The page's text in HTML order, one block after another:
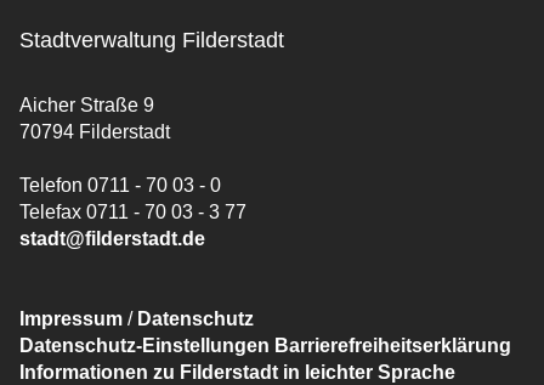
Stadtverwaltung Filderstadt
Aicher Straße 9
70794 Filderstadt
Telefon 0711 - 70 03 - 0
Telefax 0711 - 70 03 - 3 77
stadt@filderstadt.de
Impressum / Datenschutz
Datenschutz-Einstellungen Barrierefreiheitserklärung
Informationen zu Filderstadt in leichter Sprache